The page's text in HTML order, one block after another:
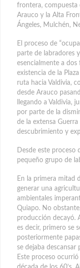
frontera, compuesta
Arauco y la Alta
Ángeles, Mulchén,
El proceso de
parte de labradores
esencialmente a
existencia de la
ruta hacia Valdivia,
desde Arauco
llegando a Valdivia,
por parte de la
de la extensa Guerra
descubrimiento y
Desde este proceso
pequeño grupo de
En la primera mitad
generar una
ambientales
Quiapo. No
producción decayó.
es decir, primero se
posteriormente
se dejaba
Este proceso